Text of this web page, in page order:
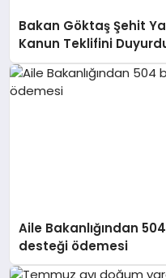
Bakan Göktaş Şehit
Kanun Teklifini
Aile Bakanlığından
desteği ödemesi